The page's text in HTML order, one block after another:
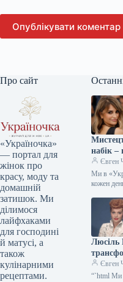
Опублікувати коментар
Про сайт
«Україночка»
— портал для
жінок про
красу, моду та
домашній
затишок. Ми
ділимося
лайфхаками
для господині
й матусі, а
також
кулінарними
рецептами.
набік
надихає
зумерів
Євген
Ми в
кожен
Люсіль
власної
Євген
“`html Ми